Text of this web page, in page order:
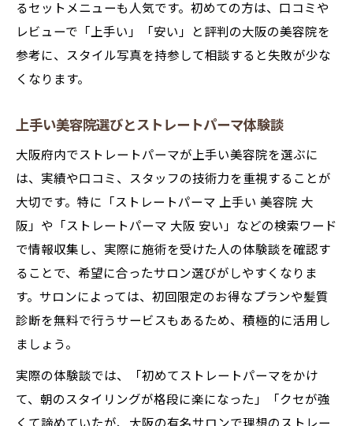
ストレートパーマでクセ毛を活かす方法と
は
クセ毛と相性抜群のストレートパーマ技術
大阪のメンズに合うストレートパーマ提案
ストレートパーマと他施術の違いを比較
理想のスタイルへ導く髪質別の施術提案
髪質別ストレートパーマ最適な施術提案
ストレートパーマで理想スタイルを実現す
るコツ
髪質改善とストレートパーマの組み合わせ
例
ストレートパーマで失敗しない髪質診断の
メンズにおすすめのストレートパーマ活用
法
るセットメニューも人気です。初めての方は、口コミや
レビューで「上手い」「安い」と評判の大阪の美容院を
参考に、スタイル写真を持参して相談すると失敗が少な
くなります。
上手い美容院選びとストレートパーマ体験談
大阪府内でストレートパーマが上手い美容院を選ぶに
は、実績や口コミ、スタッフの技術力を重視することが
大切です。特に「ストレートパーマ 上手い 美容院 大
阪」や「ストレートパーマ 大阪 安い」などの検索ワード
で情報収集し、実際に施術を受けた人の体験談を確認す
ることで、希望に合ったサロン選びがしやすくなりま
す。サロンによっては、初回限定のお得なプランや髪質
診断を無料で行うサービスもあるため、積極的に活用し
ましょう。
実際の体験談では、「初めてストレートパーマをかけ
て、朝のスタイリングが格段に楽になった」「クセが強